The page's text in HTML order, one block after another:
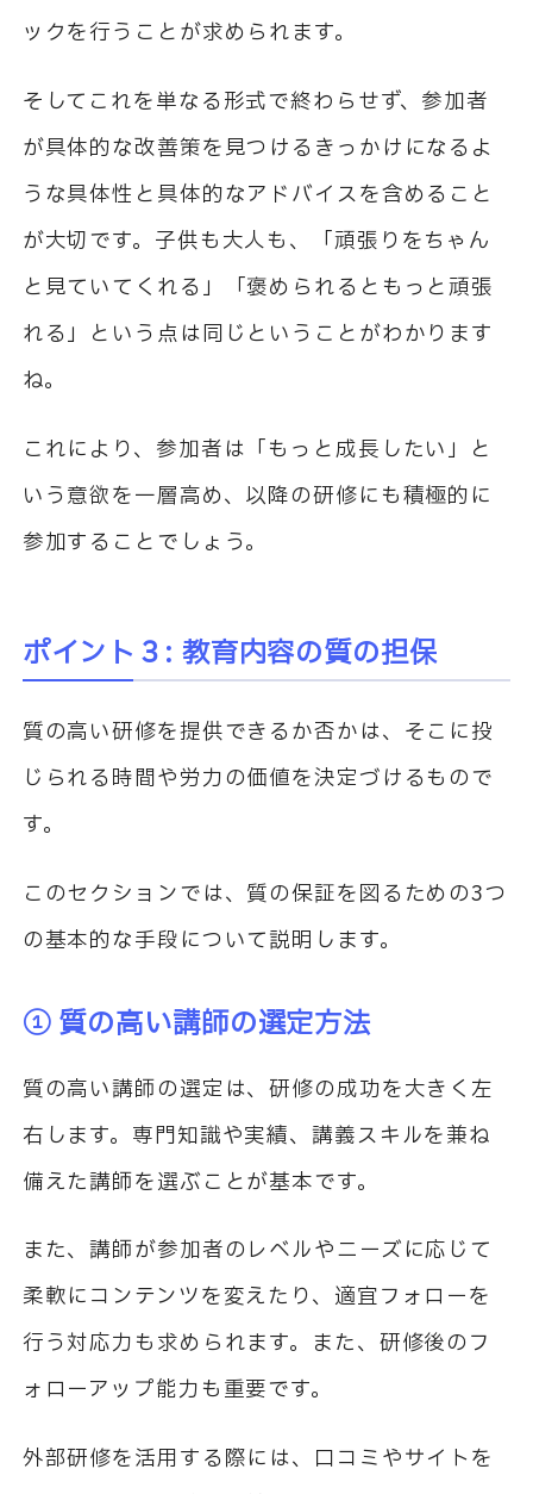
ックを行うことが求められます。
そしてこれを単なる形式で終わらせず、参加者
が具体的な改善策を見つけるきっかけになるよ
うな具体性と具体的なアドバイスを含めること
が大切です。子供も大人も、「頑張りをちゃん
と見ていてくれる」「褒められるともっと頑張
れる」という点は同じということがわかります
ね。
これにより、参加者は「もっと成長したい」と
いう意欲を一層高め、以降の研修にも積極的に
参加することでしょう。
ポイント３: 教育内容の質の担保
質の高い研修を提供できるか否かは、そこに投
じられる時間や労力の価値を決定づけるもので
す。
このセクションでは、質の保証を図るための3つ
の基本的な手段について説明します。
① 質の高い講師の選定方法
質の高い講師の選定は、研修の成功を大きく左
右します。専門知識や実績、講義スキルを兼ね
備えた講師を選ぶことが基本です。
また、講師が参加者のレベルやニーズに応じて
柔軟にコンテンツを変えたり、適宜フォローを
行う対応力も求められます。また、研修後のフ
ォローアップ能力も重要です。
外部研修を活用する際には、口コミやサイトを